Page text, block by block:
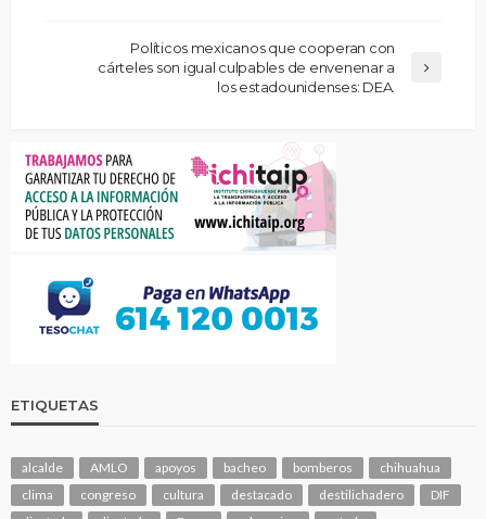
Políticos mexicanos que cooperan con
cárteles son igual culpables de envenenar a
los estadounidenses: DEA.
ETIQUETAS
alcalde AMLO apoyos bacheo bomberos
chihuahua
clima
congreso cultura destacado destilichadero
DIF